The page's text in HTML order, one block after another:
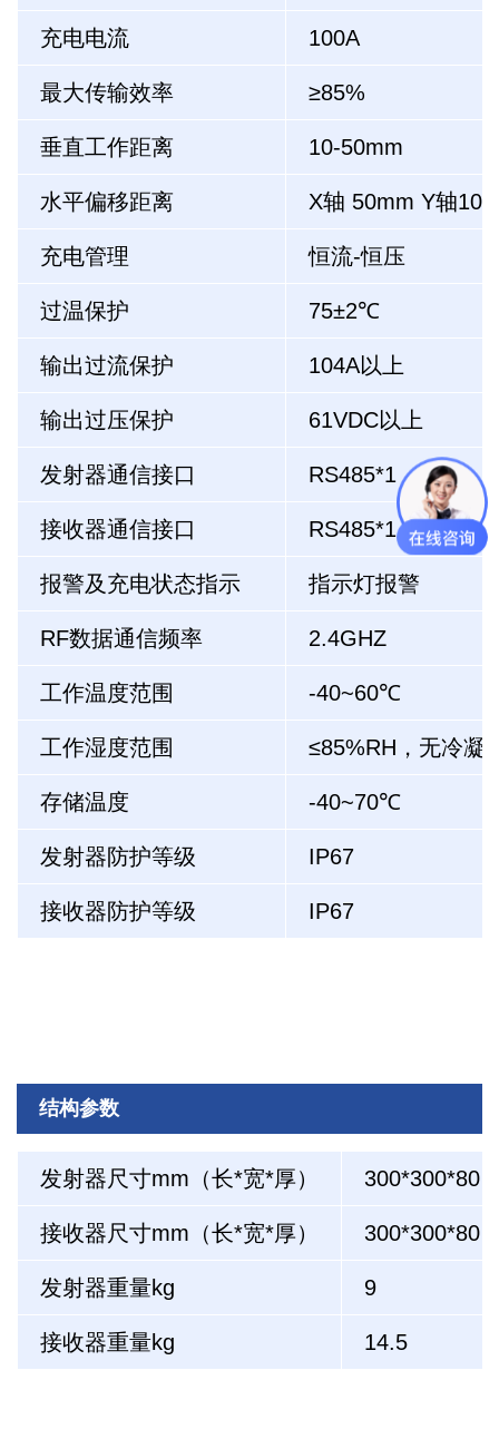
充电电流 100A
最大传输效率 ≥85%
垂直工作距离 10-50mm
水平偏移距离 X轴 50mm Y轴
充电管理 恒流-恒压
过温保护 75±2℃
输出过流保护 104A以上
输出过压保护 61VDC以上
发射器通信接口 RS485*1
接收器通信接口 RS485*1、CAN*1
报警及充电状态指示 指示灯报警
RF数据通信频率 2.4GHZ
工作温度范围 -40~60℃
工作湿度范围 ≤85%RH，无冷凝
存储温度 -40~70℃
发射器防护等级 IP67
接收器防护等级 IP67
结构参数
发射器尺寸mm（长*宽*厚） 300*300*80
接收器尺寸mm（长*宽*厚） 300*300*80
发射器重量kg 9
接收器重量kg 14.5